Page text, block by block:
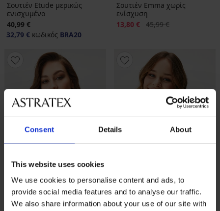
Consent Details About
This website uses cookies
We use cookies to personalise content and ads, to
provide social media features and to analyse our traffic.
We also share information about your use of our site with
Σουτιέν Etude μερικώς
ενισχυμένο
40,99 €
32,79 € κωδικός BRA20
Σουτιέν Emma χωρίς
ενίσχυση
Έκπτωση
13,80 € Αρχική τιμή
45,99 €
Ξεπούλημα -30% Ξεπούλημα -40%